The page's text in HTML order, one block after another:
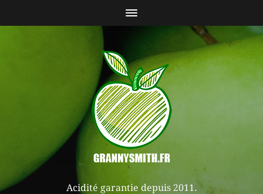
Acidité garantie depuis 2011.